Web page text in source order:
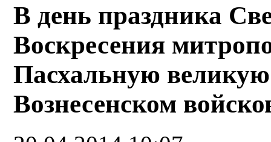
В день праздника
Воскресения
Пасхальную
Вознесенском